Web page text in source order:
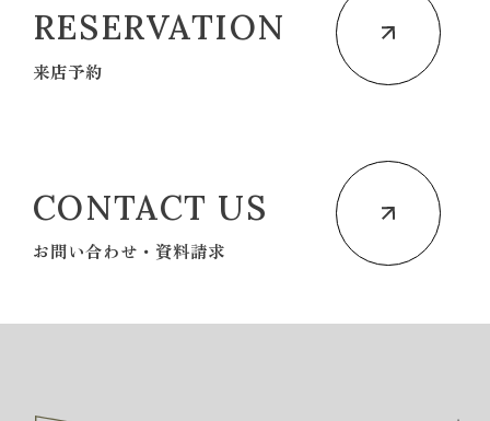
RESERVATION
来店予約
CONTACT US
お問い合わせ・資料請求